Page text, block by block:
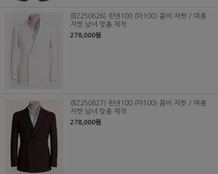
(BZ250626) 린넨100 (마100) 콤비 자켓 / 여름
자켓 남녀 맞춤 제작
278,000원
(BZ250627) 린넨100 (마100) 콤비 자켓 / 여름
자켓 남녀 맞춤 제작
278,000원